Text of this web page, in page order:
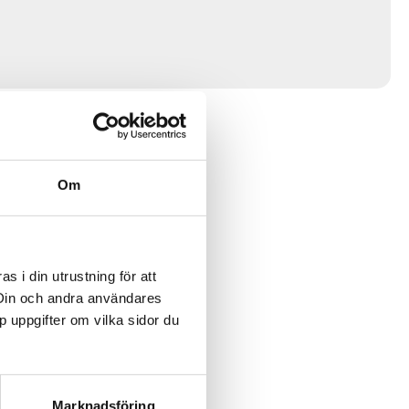
Om
i din utrustning för att
och andra användares
uppgifter om vilka sidor du
Marknadsföring